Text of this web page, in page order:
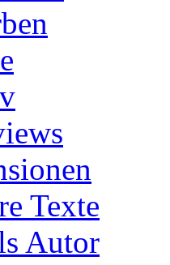
Texte
Autor